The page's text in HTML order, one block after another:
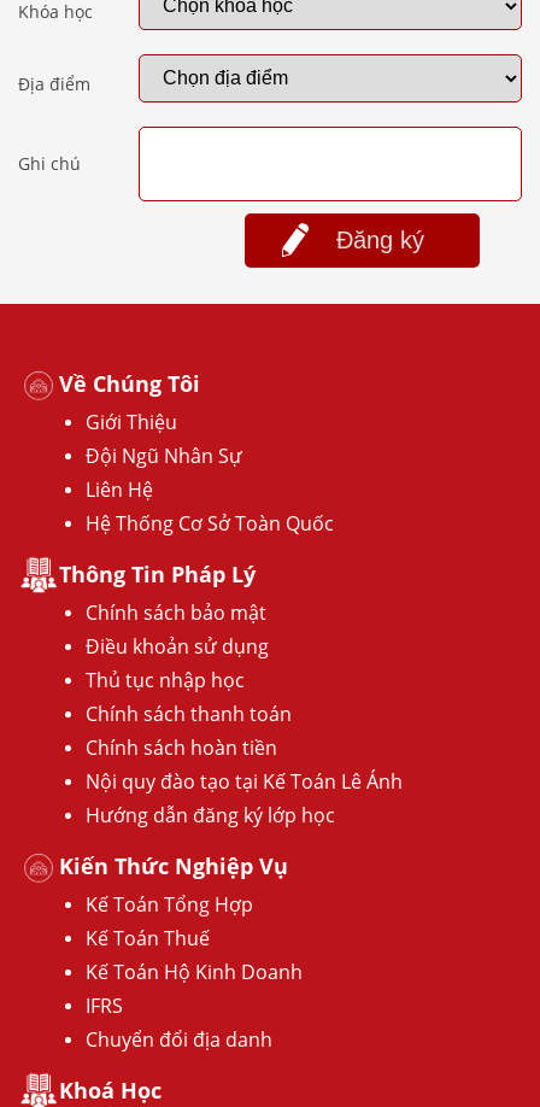
Khóa học
Địa điểm
Ghi chú
Đăng ký
Về Chúng Tôi
Giới Thiệu
Đội Ngũ Nhân Sự
Liên Hệ
Hệ Thống Cơ Sở Toàn Quốc
Thông Tin Pháp Lý
Chính sách bảo mật
Điều khoản sử dụng
Thủ tục nhập học
Chính sách thanh toán
Chính sách hoàn tiền
Nội quy đào tạo tại Kế Toán Lê Ánh
Hướng dẫn đăng ký lớp học
Kiến Thức Nghiệp Vụ
Kế Toán Tổng Hợp
Kế Toán Thuế
Kế Toán Hộ Kinh Doanh
IFRS
Chuyển đổi địa danh
Khoá Học